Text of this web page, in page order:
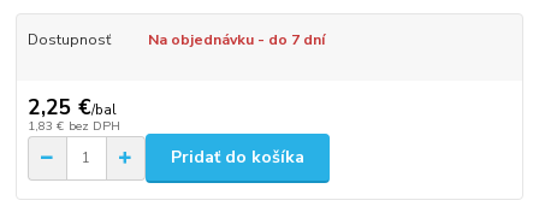
Dostupnosť Na objednávku - do 7 dní
2,25 €/bal
1,83 € bez DPH
Pridať do košíka